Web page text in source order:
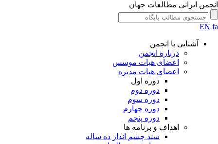
ایرانی مطالعات جهان
EN
آشنایی با انجمن
درباره انجمن
اعضای هیات موسس
اعضای هیات مدیره
دوره اول
دوره دوم
دوره سوم
دوره چهارم
دوره پنجم
اهداف و برنامه ها
سند چشم انداز ده ساله